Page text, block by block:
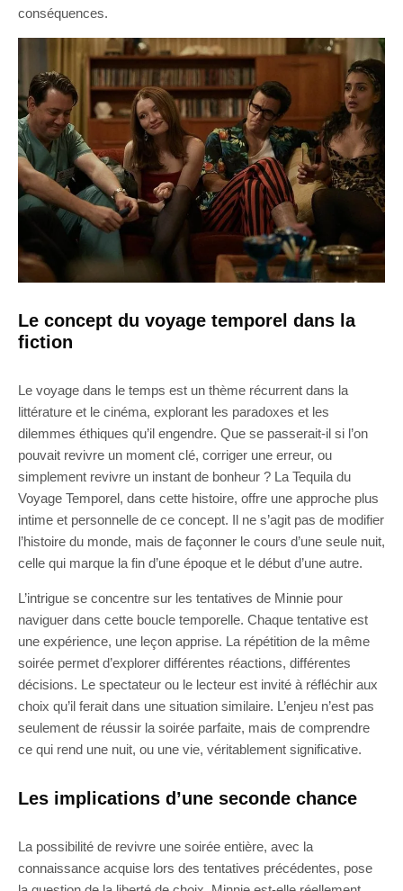
conséquences.
Le concept du voyage temporel dans la
fiction
Le voyage dans le temps est un thème récurrent dans la
littérature et le cinéma, explorant les paradoxes et les
dilemmes éthiques qu’il engendre. Que se passerait-il si l’on
pouvait revivre un moment clé, corriger une erreur, ou
simplement revivre un instant de bonheur ? La Tequila du
Voyage Temporel, dans cette histoire, offre une approche plus
intime et personnelle de ce concept. Il ne s’agit pas de modifier
l’histoire du monde, mais de façonner le cours d’une seule nuit,
celle qui marque la fin d’une époque et le début d’une autre.
L’intrigue se concentre sur les tentatives de Minnie pour
naviguer dans cette boucle temporelle. Chaque tentative est
une expérience, une leçon apprise. La répétition de la même
soirée permet d’explorer différentes réactions, différentes
décisions. Le spectateur ou le lecteur est invité à réfléchir aux
choix qu’il ferait dans une situation similaire. L’enjeu n’est pas
seulement de réussir la soirée parfaite, mais de comprendre
ce qui rend une nuit, ou une vie, véritablement significative.
Les implications d’une seconde chance
La possibilité de revivre une soirée entière, avec la
connaissance acquise lors des tentatives précédentes, pose